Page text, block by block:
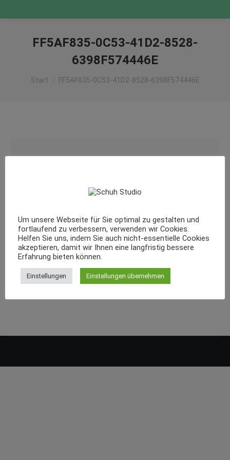
FF5AF835-0C53-41D2-8528-
6398F574446E
Sie befinden sich hier:
Start FF5AF835-0C53-41D2-8528-6398F574446E
Um unsere Webseite für Sie optimal zu gestalten und
fortlaufend zu verbessern, verwenden wir Cookies.
Helfen Sie uns, indem Sie auch nicht-essentielle Cookies
akzeptieren, damit wir Ihnen eine langfristig bessere
Erfahrung bieten können.
Einstellungen Einstellungen übernehmen